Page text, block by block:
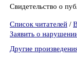
Свидетельство о
Список читателей /
Заявить о
Другие